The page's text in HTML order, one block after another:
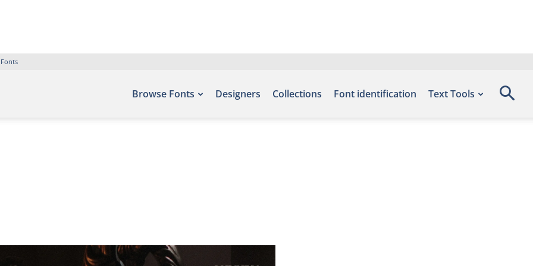
Browse Fonts Designers Collections Font identification Text Tools